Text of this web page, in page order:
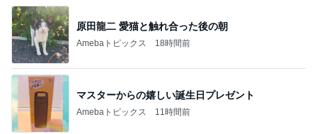
原田龍二 愛猫と触れ合った後の朝
Amebaトピックス 18時間前
マスターからの嬉しい誕生日プレゼント
Amebaトピックス 11時間前